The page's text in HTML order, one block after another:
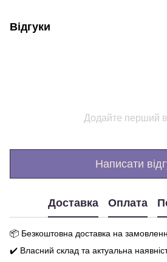
Відгуки
Додайте перший
Написати
Доставка Оплата
📦 Безкоштовна доставка на
✔️ Власний склад та актуальна